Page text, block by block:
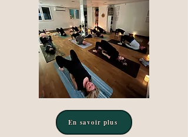
En savoir plus